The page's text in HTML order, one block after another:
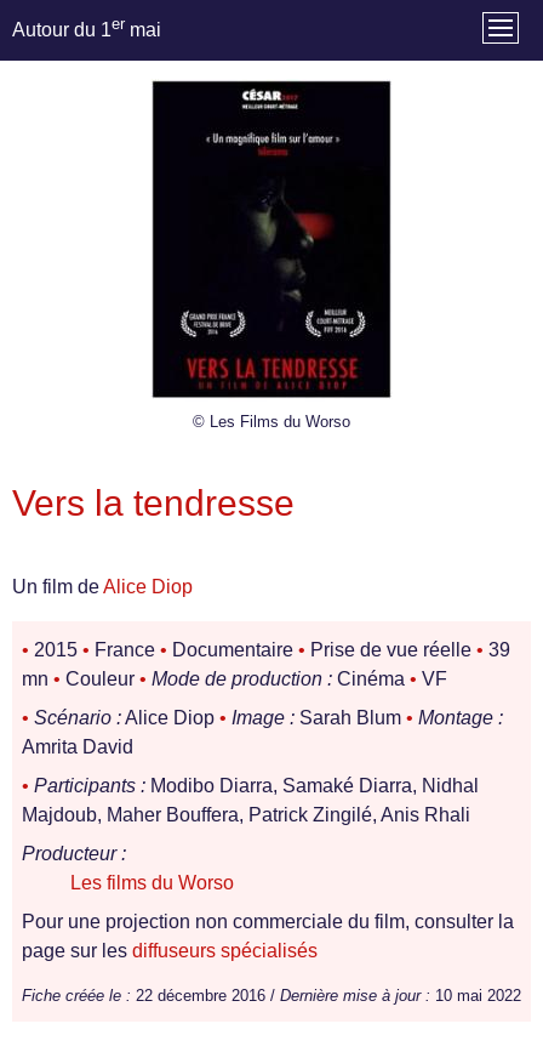
Autour du 1er mai
© Les Films du Worso
Vers la tendresse
Un film deAlice Diop
• 2015 • France • Documentaire • Prise de vue réelle • 39
mn • Couleur • Mode de production : Cinéma • VF
• Scénario :Alice Diop • Image : Sarah Blum • Montage :
Amrita David
• Participants : Modibo Diarra, Samaké Diarra, Nidhal
Majdoub, Maher Bouffera, Patrick Zingilé, Anis Rhali
Producteur :
Les films du Worso
Pour une projection non commerciale du film, consulter la
page sur les diffuseurs spécialisés
Fiche créée le : 22 décembre 2016 / Dernière mise à jour : 10 mai 2022